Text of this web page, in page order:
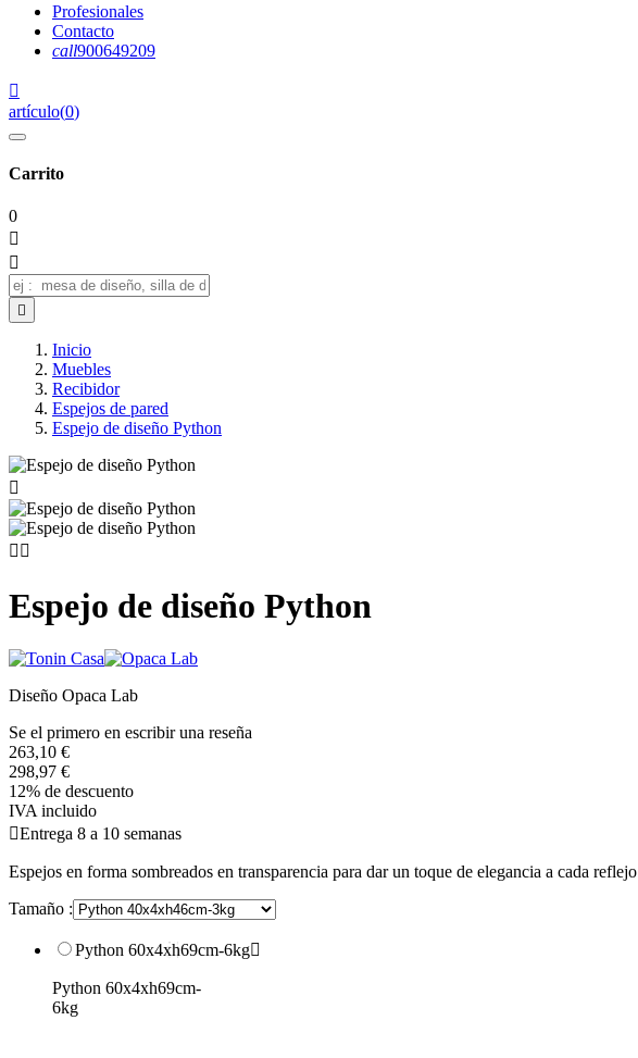
Profesionales
Contacto
call900649209

artículo(0)
Carrito
0



Inicio
Muebles
Recibidor
Espejos de pared
Espejo de diseño Python

 
Espejo de diseño Python
Diseño Opaca Lab
Se el primero en escribir una reseña
263,10 €
298,97 €
12% de descuento
IVA incluido
Entrega 8 a 10 semanas
Espejos en forma sombreados en transparencia para dar un toque de elegancia a cada reflejo
Tamaño :
Python 60x4xh69cm-6kg
Python 60x4xh69cm-
6kg